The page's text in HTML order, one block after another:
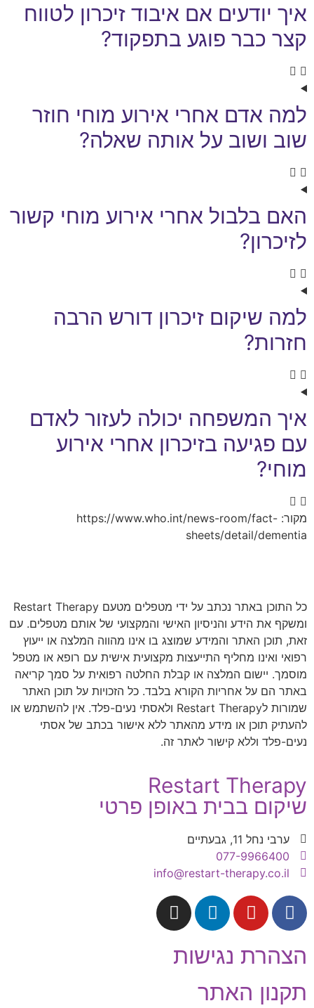
איך יודעים אם איבוד זיכרון לטווח
קצר כבר פוגע בתפקוד?
למה אדם אחרי אירוע מוחי חוזר
שוב ושוב על אותה שאלה?
האם בלבול אחרי אירוע מוחי קשור
לזיכרון?
למה שיקום זיכרון דורש הרבה
חזרות?
איך המשפחה יכולה לעזור לאדם
עם פגיעה בזיכרון אחרי אירוע
מוחי?
מקור: https://www.who.int/news-room/fact-
sheets/detail/dementia
כל התוכן באתר נכתב על ידי מטפלים מטעם Restart Therapy
ומשקף את הידע והניסיון האישי והמקצועי של אותם מטפלים. עם
זאת, תוכן האתר והמידע שמוצג בו אינו מהווה המלצה או ייעוץ
רפואי ואינו מחליף התייעצות מקצועית אישית עם רופא או מטפל
מוסמך. יישום המלצה או קבלת החלטה רפואית על סמך קריאה
באתר הם על אחריות הקורא בלבד. כל הזכויות על תוכן האתר
שמורות לRestart Therapy ולאסתי נעים-פלד. אין להשתמש או
להעתיק תוכן או מידע מהאתר ללא אישור בכתב של אסתי
נעים-פלד וללא קישור לאתר זה.
Restart Therapy
שיקום בבית באופן פרטי
ערבי נחל 11, גבעתיים
077-9966400
info@restart-therapy.co.il
הצהרת נגישות
תקנון האתר